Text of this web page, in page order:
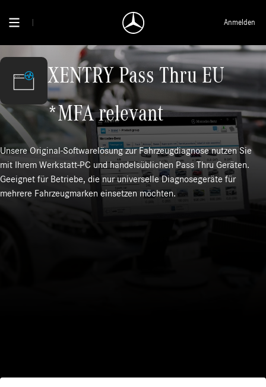
Anmelden
XENTRY Pass Thru EU
*MFA relevant
Unsere Original-Softwarelösung zur Fahrzeugdiagnose nutzen Sie
mit Ihrem Werkstatt-PC und handelsüblichen Pass Thru Geräten.
Geeignet für Betriebe, die nur universelle Diagnosegeräte für
mehrere Fahrzeugmarken einsetzen möchten.